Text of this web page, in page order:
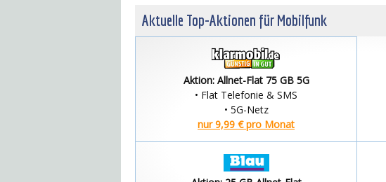
Aktuelle Top-Aktionen für Mobilfunk
Aktion: Allnet-Flat 75 GB 5G
• Flat Telefonie & SMS
• 5G-Netz
nur 9,99 € pro Monat